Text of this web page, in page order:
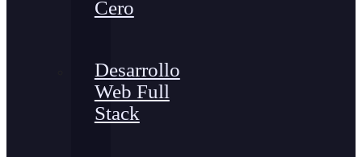
Cero
Desarrollo
Web Full
Stack